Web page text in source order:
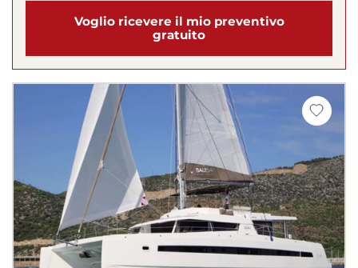
Voglio ricevere il mio preventivo
gratuito